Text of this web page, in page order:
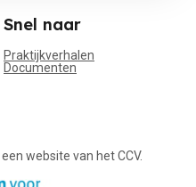
Snel naar
Praktijkverhalen
Documenten
website van het CCV.